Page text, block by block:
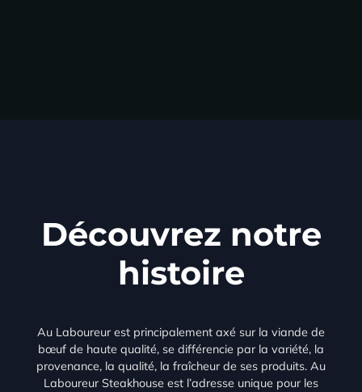
Découvrez notre
histoire
Au Laboureur est principalement axé sur la viande de
bœuf de haute qualité, se différencie par la variété, la
provenance, la qualité, la fraîcheur de ses produits. Au
Laboureur Steakhouse est l’adresse unique pour les